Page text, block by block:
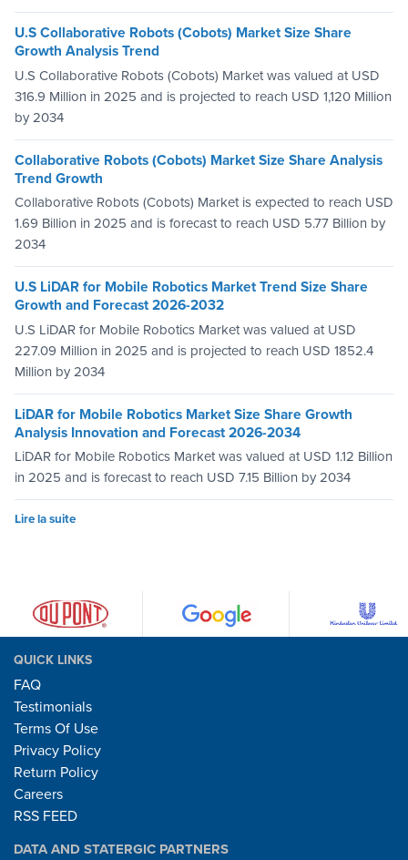
U.S Collaborative Robots (Cobots) Market Size Share
Growth Analysis Trend
U.S Collaborative Robots (Cobots) Market was valued at USD
316.9 Million in 2025 and is projected to reach USD 1,120 Million
by 2034
Collaborative Robots (Cobots) Market Size Share Analysis
Trend Growth
Collaborative Robots (Cobots) Market is expected to reach USD
1.69 Billion in 2025 and is forecast to reach USD 5.77 Billion by
2034
U.S LiDAR for Mobile Robotics Market Trend Size Share
Growth and Forecast 2026-2032
U.S LiDAR for Mobile Robotics Market was valued at USD
227.09 Million in 2025 and is projected to reach USD 1852.4
Million by 2034
LiDAR for Mobile Robotics Market Size Share Growth
Analysis Innovation and Forecast 2026-2034
LiDAR for Mobile Robotics Market was valued at USD 1.12 Billion
in 2025 and is forecast to reach USD 7.15 Billion by 2034
Lire la suite
QUICK LINKS
FAQ
Testimonials
Terms Of Use
Privacy Policy
Return Policy
Careers
RSS FEED
DATA AND STATERGIC PARTNERS